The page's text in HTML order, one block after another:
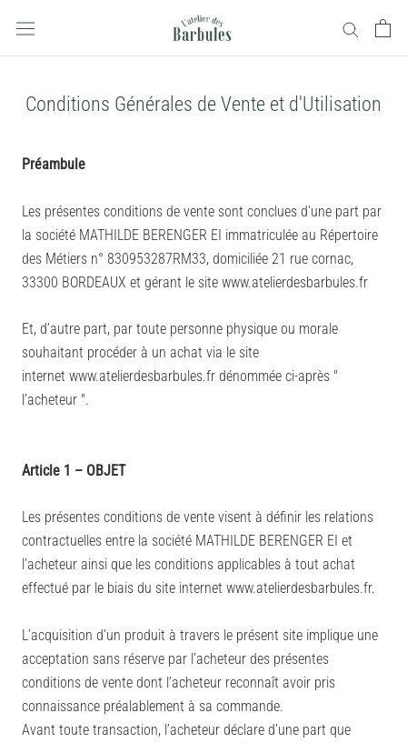
contenu
Conditions Générales de Vente et d'Utilisation
Préambule
Les présentes conditions de vente sont conclues d’une part par
la société MATHILDE BERENGER EI immatriculée au Répertoire
des Métiers n° 830953287RM33, domiciliée 21 rue cornac,
33300 BORDEAUX et gérant le site www.atelierdesbarbules.fr
Et, d’autre part, par toute personne physique ou morale
souhaitant procéder à un achat via le site
internet www.atelierdesbarbules.fr dénommée ci-après "
l’acheteur ".
Article 1 – OBJET
Les présentes conditions de vente visent à définir les relations
contractuelles entre la société MATHILDE BERENGER EI et
l’acheteur ainsi que les conditions applicables à tout achat
effectué par le biais du site internet www.atelierdesbarbules.fr.
L’acquisition d’un produit à travers le présent site implique une
acceptation sans réserve par l’acheteur des présentes
conditions de vente dont l’acheteur reconnaît avoir pris
connaissance préalablement à sa commande.
Avant toute transaction, l’acheteur déclare d’une part que